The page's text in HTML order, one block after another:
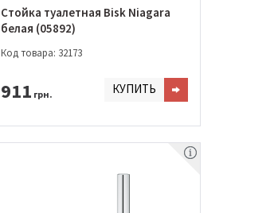
Стойка туалетная Bisk Niagara
белая (05892)
Код товара: 32173
911 грн. КУПИТЬ